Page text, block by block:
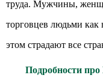
труда. Мужчины,
торговцев людьми как
этом страдают все
Подробности